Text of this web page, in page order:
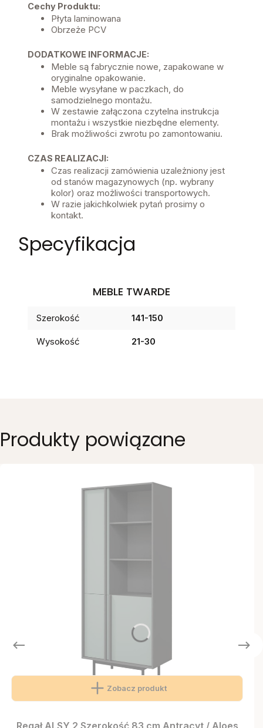
Cechy Produktu:
Płyta laminowana
Obrzeże PCV
DODATKOWE INFORMACJE:
Meble są fabrycznie nowe, zapakowane w
oryginalne opakowanie.
Meble wysyłane w paczkach, do
samodzielnego montażu.
W zestawie załączona czytelna instrukcja
montażu i wszystkie niezbędne elementy.
Brak możliwości zwrotu po zamontowaniu.
CZAS REALIZACJI:
Czas realizacji zamówienia uzależniony jest
od stanów magazynowych (np. wybrany
kolor) oraz możliwości transportowych.
W razie jakichkolwiek pytań prosimy o
kontakt.
Specyfikacja
MEBLE TWARDE
Szerokość 141-150
Wysokość 21-30
Produkty powiązane
Zobacz produkt
Regał ALSY 2 Szerokość 83 cm Antracyt / Aloes